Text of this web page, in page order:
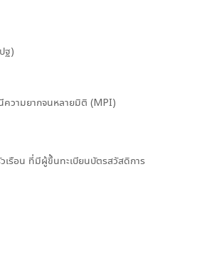
ฐ)
ความยากจนหลายมิติ (MPI)
เรือน ที่มีผู้ขึ้นทะเบียนบัตรสวัสดิการ